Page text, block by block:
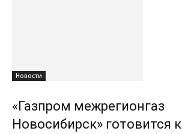
Новости
«Газпром межрегионгаз
Новосибирск» готовится к